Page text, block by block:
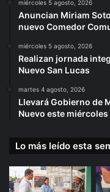
miércoles 5 agosto, 2026
Anuncian Miriam
nuevo Comedor
miércoles 5 agosto, 2026
Realizan jornada
Nuevo San Lucas
martes 4 agosto, 2026
Llevará Gobierno de
Nuevo este miércoles
Lo más leído esta